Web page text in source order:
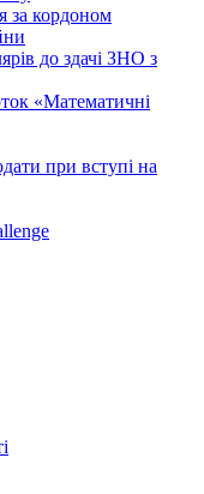
за кордоном
до здачі ЗНО з
«Математичні
при вступі на